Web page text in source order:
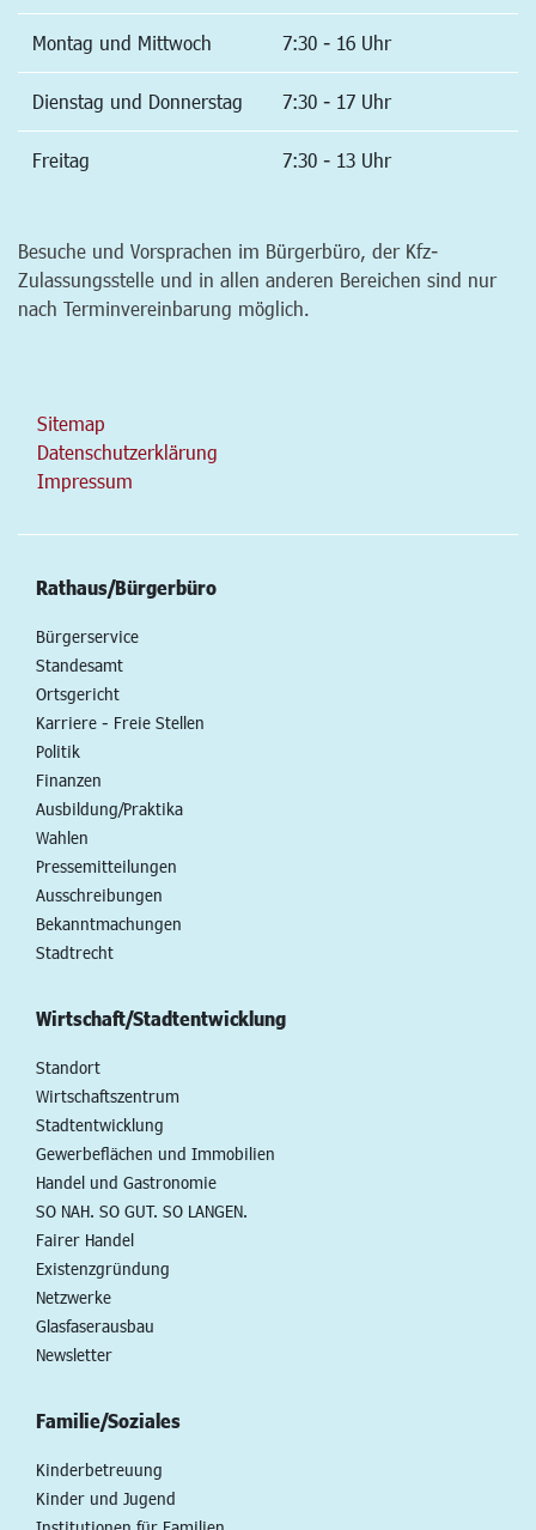
Montag und Mittwoch 7:30 - 16 Uhr
Dienstag und Donnerstag 7:30 - 17 Uhr
Freitag 7:30 - 13 Uhr
Besuche und Vorsprachen im Bürgerbüro, der Kfz-
Zulassungsstelle und in allen anderen Bereichen sind nur
nach Terminvereinbarung möglich.
Sitemap
Datenschutzerklärung
Impressum
Rathaus/Bürgerbüro
Bürgerservice
Standesamt
Ortsgericht
Karriere - Freie Stellen
Politik
Finanzen
Ausbildung/Praktika
Wahlen
Pressemitteilungen
Ausschreibungen
Bekanntmachungen
Stadtrecht
Wirtschaft/Stadtentwicklung
Standort
Wirtschaftszentrum
Stadtentwicklung
Gewerbeflächen und Immobilien
Handel und Gastronomie
SO NAH. SO GUT. SO LANGEN.
Fairer Handel
Existenzgründung
Netzwerke
Glasfaserausbau
Newsletter
Familie/Soziales
Kinderbetreuung
Kinder und Jugend